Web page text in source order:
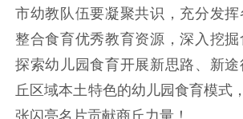
市幼教队伍要凝聚共识，充分发挥
整合食育优秀教育资源，深入挖
探索幼儿园食育开展新思路、新
丘区域本土特色的幼儿园食育模式
张闪亮名片贡献商丘力量！